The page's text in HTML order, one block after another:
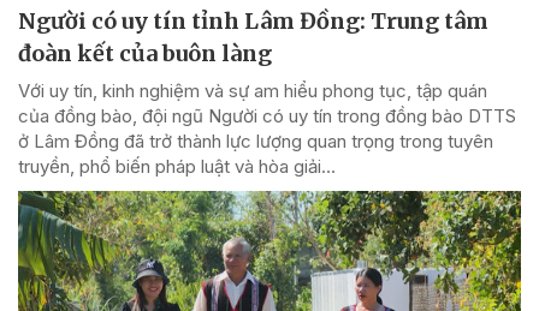
Người có uy tín tỉnh Lâm Đồng: Trung tâm
đoàn kết của buôn làng
Với uy tín, kinh nghiệm và sự am hiểu phong tục, tập quán
của đồng bào, đội ngũ Người có uy tín trong đồng bào DTTS
ở Lâm Đồng đã trở thành lực lượng quan trọng trong tuyên
truyền, phổ biến pháp luật và hòa giải...